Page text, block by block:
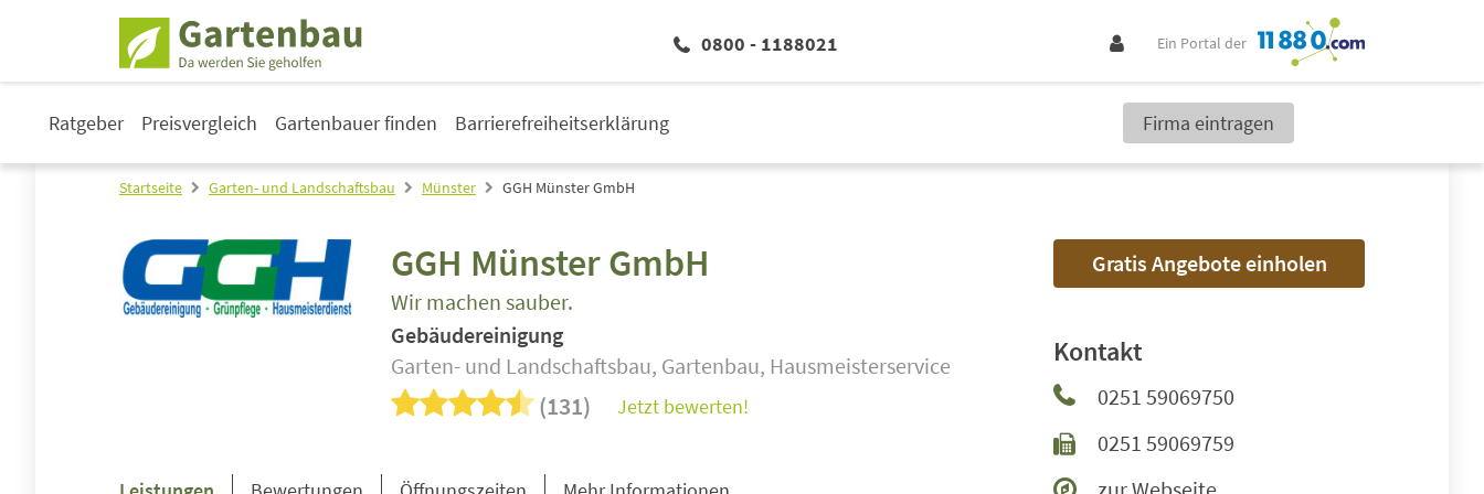
0800 - 1188021 Ein Portal der
Ratgeber Preisvergleich Gartenbauer finden Barrierefreiheitserklärung Firma eintragen
Startseite Garten- und Landschaftsbau Münster GGH Münster GmbH
GGH Münster GmbH
Wir machen sauber.
Gebäudereinigung
Garten- und Landschaftsbau, Gartenbau, Hausmeisterservice
(131) Jetzt bewerten!
Gratis Angebote einholen
Kontakt
0251 59069750
0251 59069759